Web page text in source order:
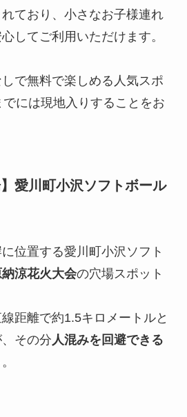
ており、小さなお子様連れ
してご利用いただけます。
で無料で楽しめる人気スポ
には現地入りすることをお
】愛川町小沢ソフトボール
位置する愛川町小沢ソフト
涼花火大会の穴場スポット
距離で約1.5キロメートルと
その分人混みを回避できる